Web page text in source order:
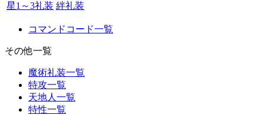
星1～3礼装 絆礼装
コマンドコード一覧
その他一覧
魔術礼装一覧
特攻一覧
天地人一覧
特性一覧